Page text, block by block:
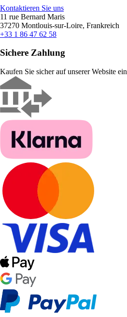
Kontaktieren Sie uns
11 rue Bernard Maris
37270 Montlouis-sur-Loire, Frankreich
+33 1 86 47 62 58
Sichere Zahlung
Kaufen Sie sicher auf unserer Website ein